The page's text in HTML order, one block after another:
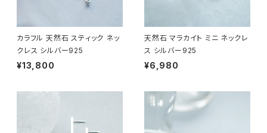
カラフル 天然石 スティック ネッ
クレス シルバー925
¥13,800
天然石 マラカイト ミニ ネックレ
ス シルバー925
¥6,980